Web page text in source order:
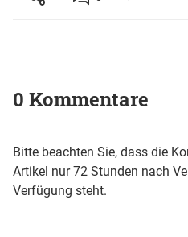
0 Kommentare
Bitte beachten Sie, dass die
Artikel nur 72 Stunden nach
Verfügung steht.